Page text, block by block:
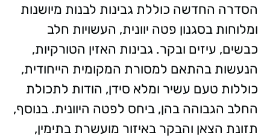
הסדרה החדשה כוללת גבינות לבנות מיושנות
ומלוחות בסגנון פטה יוונית, העשויות חלב
כבשים, עיזים ובקר. גבינות האזין הטורקיות,
הנעשות בהתאם למסורת המקומית הייחודית,
כוללות טעם עשיר ומלא סידן, הודות לתכולת
החלב הגבוהה בהן, ביחס לפטה היוונית. בנוסף,
תזונת הצאן והבקר באיזור מועשרת בתימין,